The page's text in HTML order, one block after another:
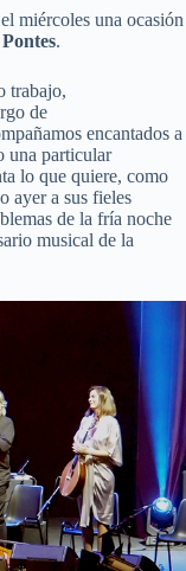
miércoles una ocasión
.
trabajo,
de
encantados a
una particular
lo que quiere, como
ayer a sus fieles
de la fría noche
musical de la